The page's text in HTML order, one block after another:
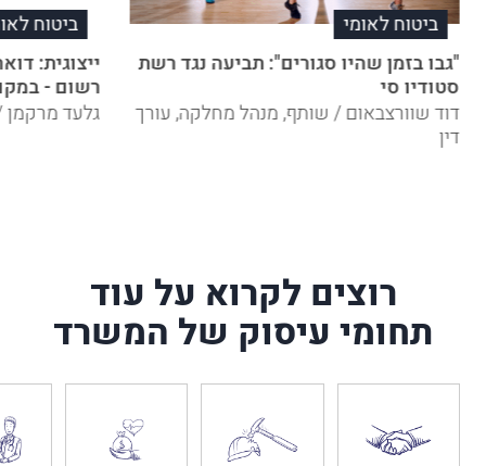
ביטוח לאומי
"גבו בזמן שהיו סגורים": תביעה נגד רשת
סטודיו סי
דוד שוורצבאום / שותף, מנהל מחלקה, עורך
דין
ביטוח
ייצוגית:
רשום -
גלעד מרקמן
רוצים לקרוא על עוד
תחומי עיסוק של המשרד